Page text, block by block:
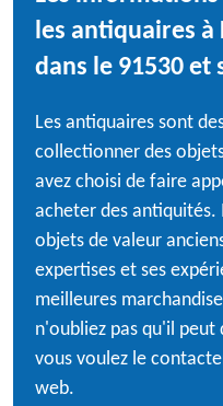
les antiquaires à
dans le 91530 et
Les antiquaires sont
collectionner des
avez choisi de faire
acheter des antiquités.
objets de valeur
expertises et ses
meilleures
n'oubliez pas qu'il
vous voulez le
web.